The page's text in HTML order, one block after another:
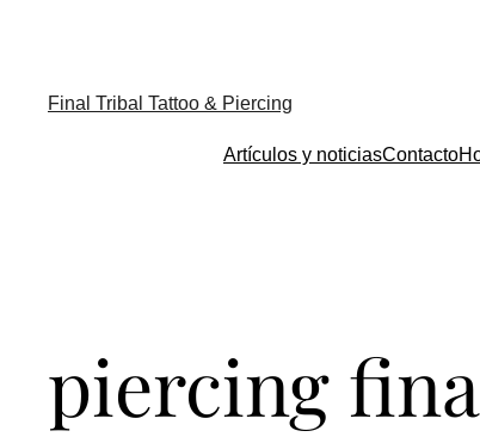
Final Tribal Tattoo & Piercing
Artículos y noticiasContacto
piercing